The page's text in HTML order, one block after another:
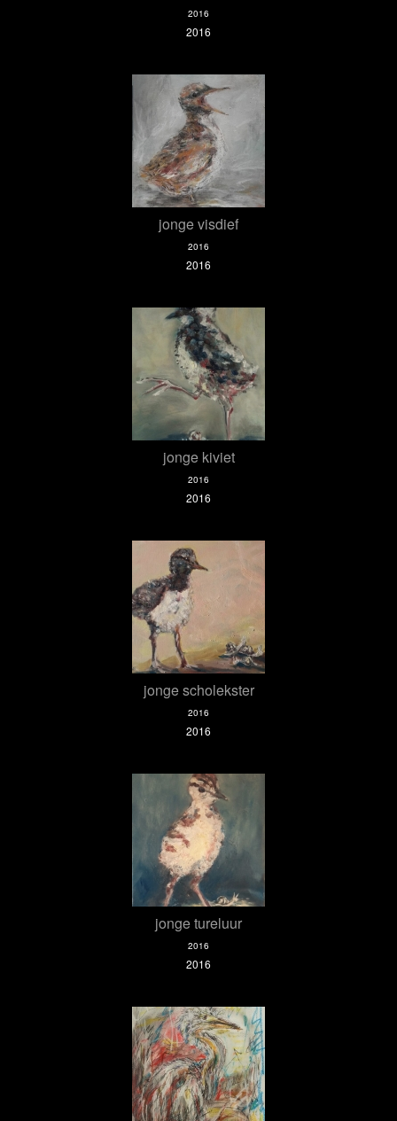
2016
2016
jonge visdief
2016
2016
jonge kiviet
2016
2016
jonge scholekster
2016
2016
jonge tureluur
2016
2016